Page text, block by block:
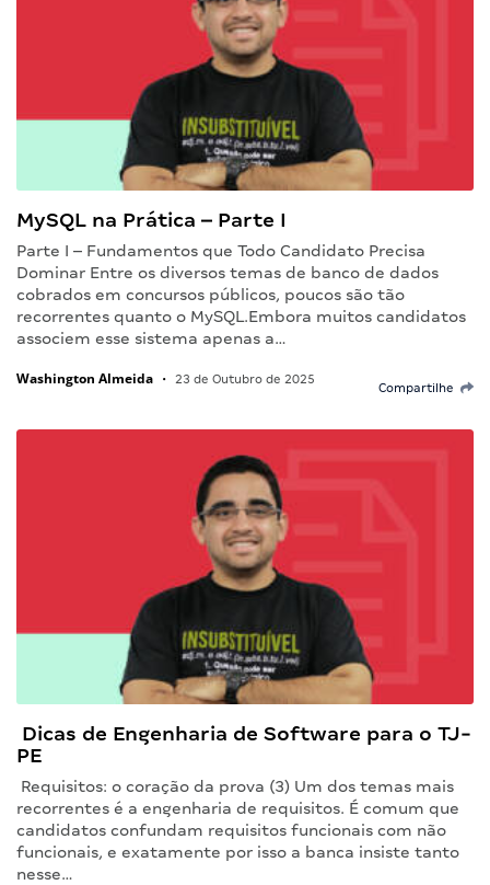
MySQL na Prática – Parte I
Parte I – Fundamentos que Todo Candidato Precisa
Dominar Entre os diversos temas de banco de dados
cobrados em concursos públicos, poucos são tão
recorrentes quanto o MySQL.Embora muitos candidatos
associem esse sistema apenas a…
Washington Almeida • 23 de Outubro de 2025
Compartilhe
Dicas de Engenharia de Software para o TJ-
PE
Requisitos: o coração da prova (3) Um dos temas mais
recorrentes é a engenharia de requisitos. É comum que
candidatos confundam requisitos funcionais com não
funcionais, e exatamente por isso a banca insiste tanto
nesse…